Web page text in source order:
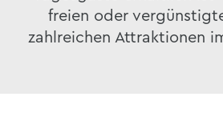
freien oder
zahlreichen Attraktionen